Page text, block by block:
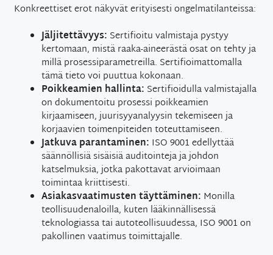
Konkreettiset erot näkyvät erityisesti ongelmatilanteissa:
Jäljitettävyys: Sertifioitu valmistaja pystyy
kertomaan, mistä raaka-aineerästä osat on tehty ja
millä prosessiparametreilla. Sertifioimattomalla
tämä tieto voi puuttua kokonaan.
Poikkeamien hallinta: Sertifioidulla valmistajalla
on dokumentoitu prosessi poikkeamien
kirjaamiseen, juurisyyanalyysin tekemiseen ja
korjaavien toimenpiteiden toteuttamiseen.
Jatkuva parantaminen: ISO 9001 edellyttää
säännöllisiä sisäisiä auditointeja ja johdon
katselmuksia, jotka pakottavat arvioimaan
toimintaa kriittisesti.
Asiakasvaatimusten täyttäminen: Monilla
teollisuudenaloilla, kuten lääkinnällisessä
teknologiassa tai autoteollisuudessa, ISO 9001 on
pakollinen vaatimus toimittajalle.